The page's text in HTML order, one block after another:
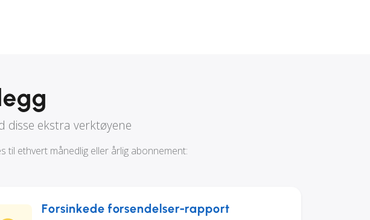
disse ekstra verktøyene
til ethvert månedlig eller årlig abonnement:
Forsinkede forsendelser-rapport